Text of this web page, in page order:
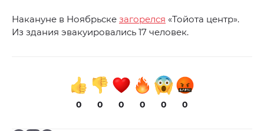
Накануне в Ноябрьске загорелся «Тойота центр».
Из здания эвакуировались 17 человек.
0 0 0 0 0 0